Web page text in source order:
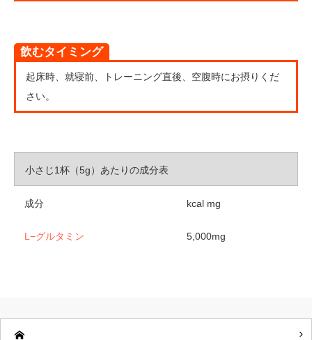
飲むタイミング
起床時、就寝前、トレーニング直後、空腹時にお摂りくだ
さい。
小さじ1杯（5g）あたりの成分表
成分 kcal mg
L−グルタミン 5,000mg